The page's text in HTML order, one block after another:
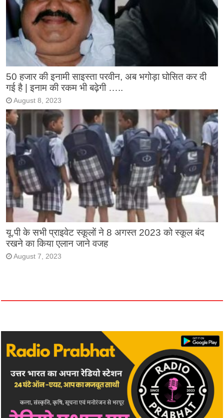
50 हजार की इनामी साइस्ता परवीन, अब भगोड़ा घोसित कर दी
गई है | इनाम की रकम भी बढ़ेगी …..
August 8, 2023
यू.पी के सभी प्राइवेट स्कूलों ने 8 अगस्त 2023 को स्कूल बंद
रखने का किया एलान जाने वजह
August 7, 2023